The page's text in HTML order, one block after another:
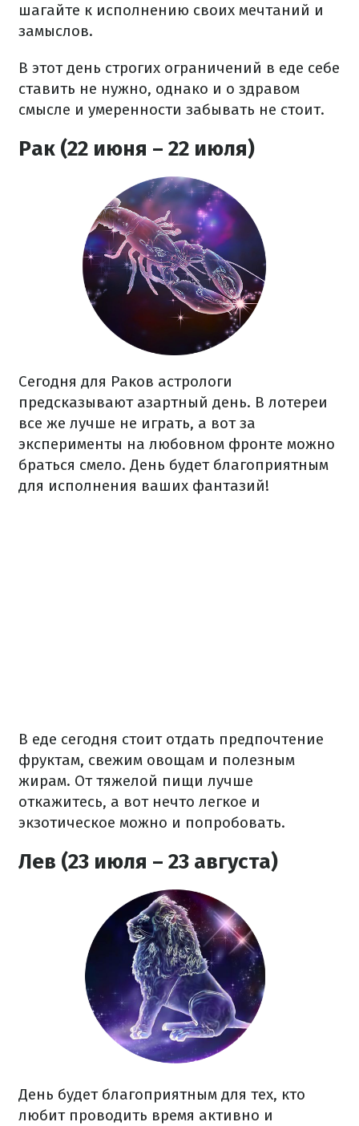
шагайте к исполнению своих мечтаний и
замыслов.
В этот день строгих ограничений в еде себе
ставить не нужно, однако и о здравом
смысле и умеренности забывать не стоит.
Рак (22 июня – 22 июля)
Сегодня для Раков астрологи
предсказывают азартный день. В лотереи
все же лучше не играть, а вот за
эксперименты на любовном фронте можно
браться смело. День будет благоприятным
для исполнения ваших фантазий!
В еде сегодня стоит отдать предпочтение
фруктам, свежим овощам и полезным
жирам. От тяжелой пищи лучше
откажитесь, а вот нечто легкое и
экзотическое можно и попробовать.
Лев (23 июля – 23 августа)
День будет благоприятным для тех, кто
любит проводить время активно и